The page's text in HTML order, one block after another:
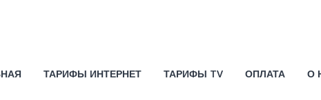
ТАРИФЫ ИНТЕРНЕТ ТАРИФЫ TV ОПЛАТА О